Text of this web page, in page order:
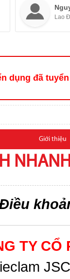
Lao
dụng đã
Giới thiệu
TY CỔ